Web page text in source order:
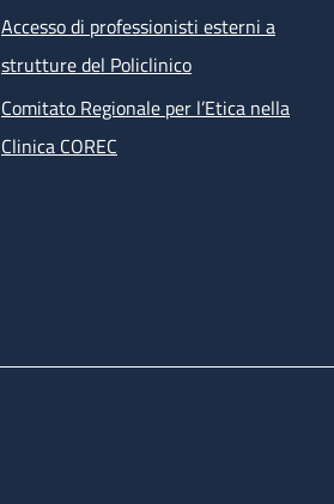
Accesso di professionisti esterni a
strutture del Policlinico
Comitato Regionale per l’Etica nella
Clinica COREC